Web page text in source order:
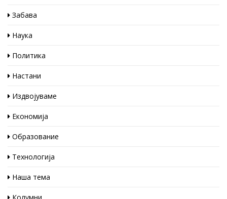
Забава
Наука
Политика
Настани
Издвојуваме
Економија
Образование
Технологија
Наша тема